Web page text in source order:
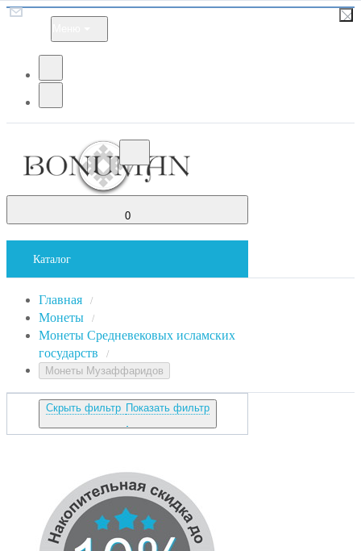
0
Каталог
Главная /
Монеты /
Монеты Средневековых исламских
государств
/
Монеты Музаффаридов
Скрыть фильтр Показать фильтр